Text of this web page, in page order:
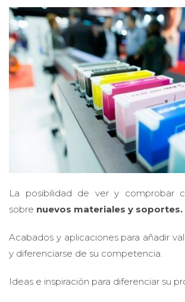
La posibilidad de ver y comprobar
sobre nuevos materiales y soportes.
Acabados y aplicaciones para añadir
y diferenciarse de su competencia.
Ideas e inspiración para diferenciar su